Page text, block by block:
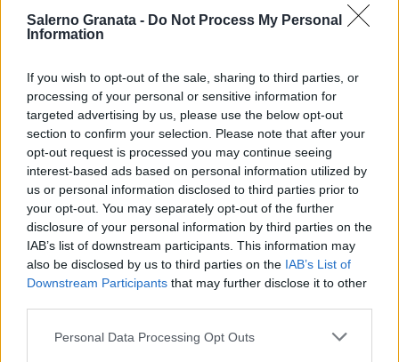
Salerno Granata - Do Not Process My Personal
Information
If you wish to opt-out of the sale, sharing to third parties, or
processing of your personal or sensitive information for
targeted advertising by us, please use the below opt-out
section to confirm your selection. Please note that after your
opt-out request is processed you may continue seeing
interest-based ads based on personal information utilized by
us or personal information disclosed to third parties prior to
your opt-out. You may separately opt-out of the further
disclosure of your personal information by third parties on the
IAB’s list of downstream participants. This information may
also be disclosed by us to third parties on the IAB’s List of
Downstream Participants that may further disclose it to other
Personal Data Processing Opt Outs